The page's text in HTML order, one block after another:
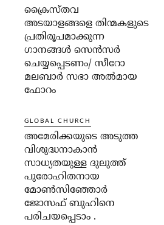
ക്രൈസ്തവ
അടയാളങ്ങളെ തിന്മകളുടെ
പ്രതിരൂപമാക്കുന്ന
ഗാനങ്ങൾ സെൻസർ
ചെയ്യപ്പെടണം/ സീറോ
മലബാർ സഭാ അൽമായ
ഫോറം
GLOBAL CHURCH
അമേരിക്കയുടെ അടുത്ത
വിശുദ്ധനാകാൻ
സാധ്യതയുള്ള ദുലുത്ത്
പുരോഹിതനായ
മോൺസിഞ്ഞോർ
ജോസഫ് ബുഹിനെ
പരിചയപ്പെടാം .